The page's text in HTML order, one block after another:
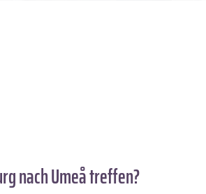
nach Umeå treffen?